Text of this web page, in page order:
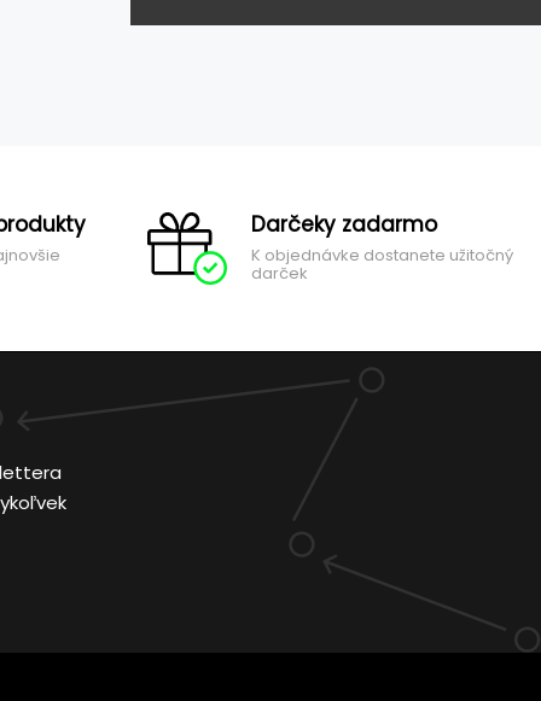
Darčeky zadarmo
K objednávke dostanete užitočný
darček